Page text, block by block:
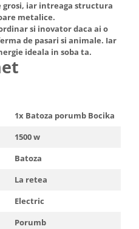
grosi, iar intreaga structura
metalice.
si inovator daca ai o
de pasari si animale. Iar
ideala in soba ta.
1x Batoza porumb Bocika
1500 w
Batoza
La retea
Electric
Porumb